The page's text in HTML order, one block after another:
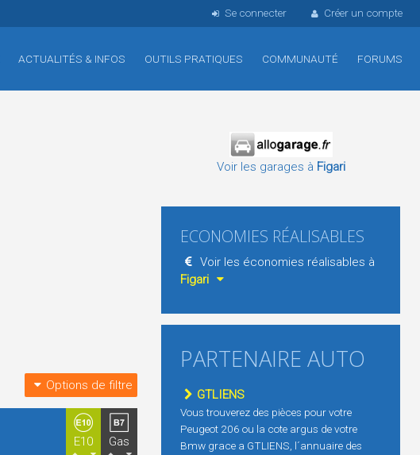
Se connecter Créer un compte
ACTUALITÉS & INFOS OUTILS PRATIQUES COMMUNAUTÉ FORUMS
Options de filtre
E10
Gas
Voir les garages à Figari
ECONOMIES RÉALISABLES
Voir les économies réalisables à
Figari
PARTENAIRE AUTO
GTLIENS
Vous trouverez des pièces pour votre
Peugeot 206 ou la cote argus de votre
Bmw grace a GTLIENS, l´annuaire des